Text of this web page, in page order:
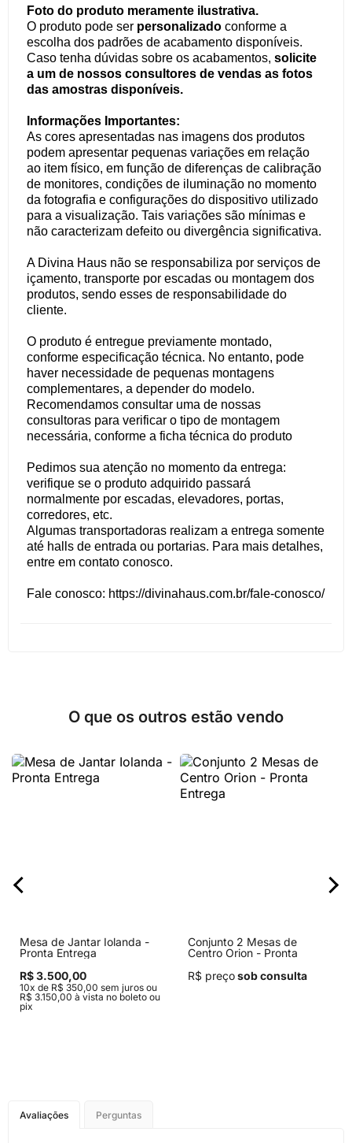
Foto do produto meramente ilustrativa.
O produto pode ser personalizado conforme a
escolha dos padrões de acabamento disponíveis.
Caso tenha dúvidas sobre os acabamentos, solicite
a um de nossos consultores de vendas as fotos
das amostras disponíveis.
Informações Importantes:
As cores apresentadas nas imagens dos produtos
podem apresentar pequenas variações em relação
ao item físico, em função de diferenças de calibração
de monitores, condições de iluminação no momento
da fotografia e configurações do dispositivo utilizado
para a visualização. Tais variações são mínimas e
não caracterizam defeito ou divergência significativa.
A Divina Haus não se responsabiliza por serviços de
içamento, transporte por escadas ou montagem dos
produtos, sendo esses de responsabilidade do
cliente.
O produto é entregue previamente montado,
conforme especificação técnica. No entanto, pode
haver necessidade de pequenas montagens
complementares, a depender do modelo.
Recomendamos consultar uma de nossas
consultoras para verificar o tipo de montagem
necessária, conforme a ficha técnica do produto
Pedimos sua atenção no momento da entrega:
verifique se o produto adquirido passará
normalmente por escadas, elevadores, portas,
corredores, etc.
Algumas transportadoras realizam a entrega somente
até halls de entrada ou portarias. Para mais detalhes,
entre em contato conosco.
Fale conosco: https://divinahaus.com.br/fale-conosco/
O que os outros estão vendo
Mesa de Jantar Iolanda -
Pronta Entrega
R$ 3.500,00
10x de R$ 350,00 sem juros ou
R$ 3.150,00 à vista no boleto ou
pix
Conjunto 2 Mesas de
Centro Orion - Pronta
R$ preçosob consulta
Avaliações Perguntas